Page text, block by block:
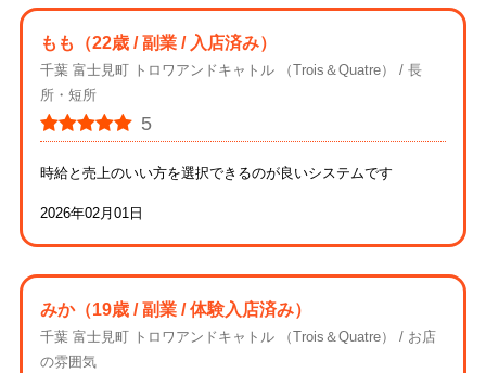
もも （22歳 / 副業 / 入店済み）
千葉 富士見町 トロワアンドキャトル （Trois＆Quatre）
長
所・短所
5
時給と売上のいい方を選択できるのが良いシステムです
2026年02月01日
みか（19歳 / 副業 / 体験入店済み）
千葉 富士見町 トロワアンドキャトル （Trois＆Quatre）
お店
の雰囲気